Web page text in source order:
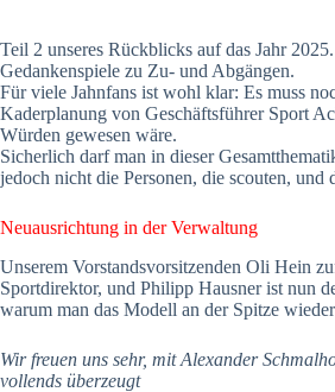
Teil 2 unseres Rückblicks auf das Jahr
Gedankenspiele zu Zu- und Abgängen.
Für viele Jahnfans ist wohl klar: Es muss
Kaderplanung von Geschäftsführer Sport
Würden gewesen wäre.
Sicherlich darf man in dieser
jedoch nicht die Personen, die scouten,
Neuausrichtung in der Verwaltung
Unserem Vorstandsvorsitzenden Oli Hein
Sportdirektor, und Philipp Hausner ist nun
warum man das Modell an der Spitze
Wir freuen uns sehr, mit Alexander
vollends überzeugt